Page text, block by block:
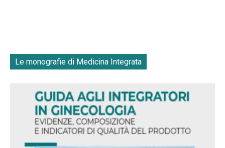
Le monografie di Medicina Integrata